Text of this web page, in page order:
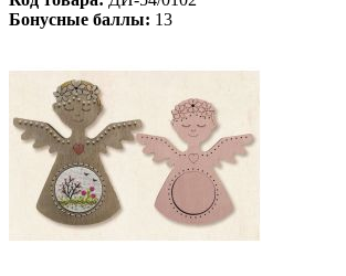
Бонусные баллы: 13